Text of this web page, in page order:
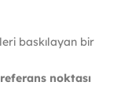
baskılayan bir
noktası